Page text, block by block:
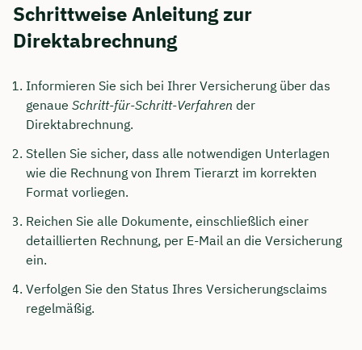
Schrittweise Anleitung zur
Direktabrechnung
Informieren Sie sich bei Ihrer Versicherung über das
genaue Schritt-für-Schritt-Verfahren der
Direktabrechnung.
Stellen Sie sicher, dass alle notwendigen Unterlagen
wie die Rechnung von Ihrem Tierarzt im korrekten
Format vorliegen.
Reichen Sie alle Dokumente, einschließlich einer
detaillierten Rechnung, per E-Mail an die Versicherung
ein.
Verfolgen Sie den Status Ihres Versicherungsclaims
regelmäßig.